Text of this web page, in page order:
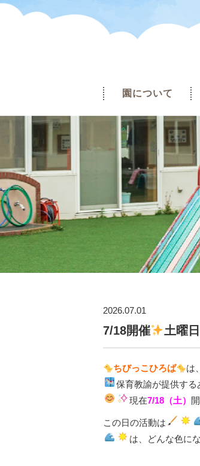
園について
2026.07.01
7/18開催 土曜
ちびっこひろば は
保育教諭が提供する
現在7/18（土）
この日の活動は
は、どんな色に